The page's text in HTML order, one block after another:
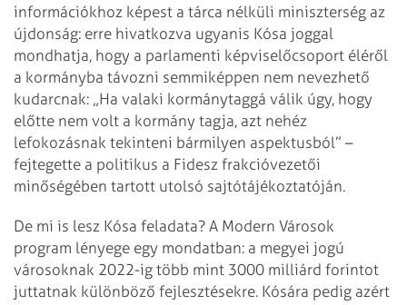
információkhoz képest a tárca nélküli miniszterség az
újdonság: erre hivatkozva ugyanis Kósa joggal
mondhatja, hogy a parlamenti képviselőcsoport éléről
a kormányba távozni semmiképpen nem nevezhető
kudarcnak: „Ha valaki kormánytaggá válik úgy, hogy
előtte nem volt a kormány tagja, azt nehéz
lefokozásnak tekinteni bármilyen aspektusból” –
fejtegette a politikus a Fidesz frakcióvezetői
minőségében tartott utolsó sajtótájékoztatóján.
De mi is lesz Kósa feladata? A Modern Városok
program lényege egy mondatban: a megyei jogú
városoknak 2022-ig több mint 3000 milliárd forintot
juttatnak különböző fejlesztésekre. Kósára pedig azért